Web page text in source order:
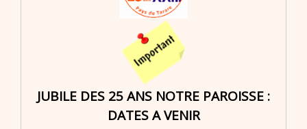
JUBILE DES 25 ANS NOTRE PAROISSE :
DATES A VENIR